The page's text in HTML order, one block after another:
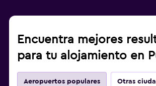
Encuentra mejores
para tu alojamiento en
Aeropuertos populares Otras